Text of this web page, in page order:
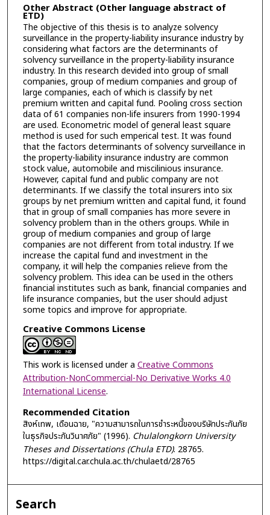
Other Abstract (Other language abstract of
ETD)
The objective of this thesis is to analyze solvency
surveillance in the property-liability insurance industry by
considering what factors are the determinants of
solvency surveillance in the property-liability insurance
industry. In this research devided into group of small
companies, group of medium companies and group of
large companies, each of which is classify by net
premium written and capital fund. Pooling cross section
data of 61 companies non-life insurers from 1990-1994
are used. Econometric model of general least square
method is used for such emperical test. It was found
that the factors determinants of solvency surveillance in
the property-liability insurance industry are common
stock value, automobile and miscilinious insurance.
However, capital fund and public company are not
determinants. If we classify the total insurers into six
groups by net premium written and capital fund, it found
that in group of small companies has more severe in
solvency problem than in the others groups. While in
group of medium companies and group of large
companies are not different from total industry. If we
increase the capital fund and investment in the
company, it will help the companies relieve from the
solvency problem. This idea can be used in the others
financial institutes such as bank, financial companies and
life insurance companies, but the user should adjust
some topics and improve for appropriate.
Creative Commons License
This work is licensed under a Creative Commons
Attribution-NonCommercial-No Derivative Works 4.0
International License.
Recommended Citation
สิงห์เทพ, เดือนฉาย, "ความสามารถในการชำระหนี้ของบริษัทประกันภัย
ในธุรกิจประกันวินาศภัย" (1996). Chulalongkorn University
Theses and Dissertations (Chula ETD). 28765.
https://digital.car.chula.ac.th/chulaetd/28765
Search